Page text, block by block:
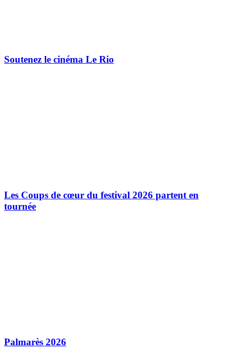
Soutenez le cinéma Le Rio
Les Coups de cœur du festival 2026 partent en
tournée
Palmarès 2026